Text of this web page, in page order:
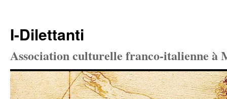
I-Dilettanti
Association culturelle franco-italienne à